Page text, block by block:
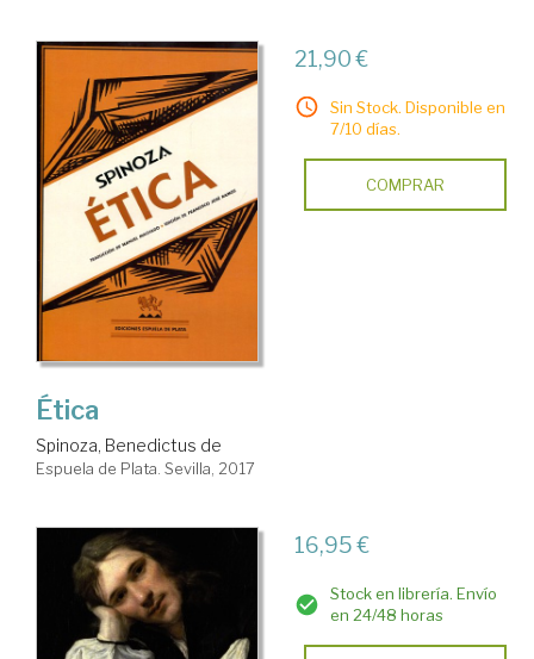
21,90 €
Sin Stock. Disponible en
7/10 días.
COMPRAR
Ética
Spinoza, Benedictus de
Espuela de Plata. Sevilla, 2017
16,95 €
Stock en librería. Envío
en 24/48 horas